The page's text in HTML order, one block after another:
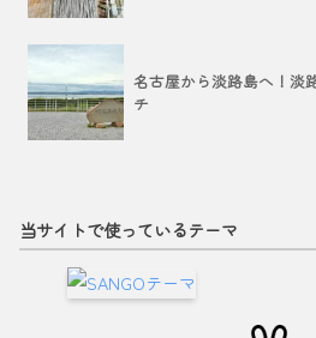
名古屋から淡路島へ！淡
チ
当サイトで使っているテーマ